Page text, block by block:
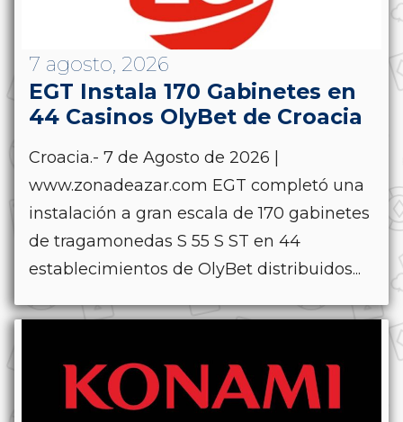
7 agosto, 2026
EGT Instala 170 Gabinetes en
44 Casinos OlyBet de Croacia
Croacia.- 7 de Agosto de 2026 |
www.zonadeazar.com EGT completó una
instalación a gran escala de 170 gabinetes
de tragamonedas S 55 S ST en 44
establecimientos de OlyBet distribuidos...